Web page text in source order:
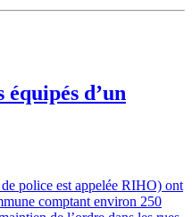
d’un
police est appelée RIHO) ont
comptant environ 250